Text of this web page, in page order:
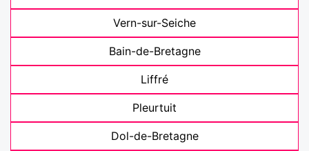
Vern-sur-Seiche
Bain-de-Bretagne
Liffré
Pleurtuit
Dol-de-Bretagne